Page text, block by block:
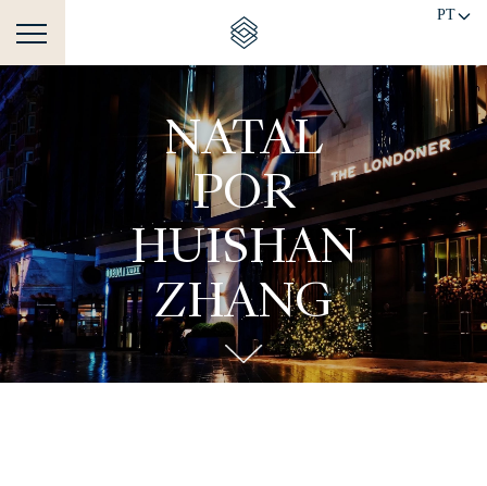
PT
NATAL
POR
HUISHAN
ZHANG